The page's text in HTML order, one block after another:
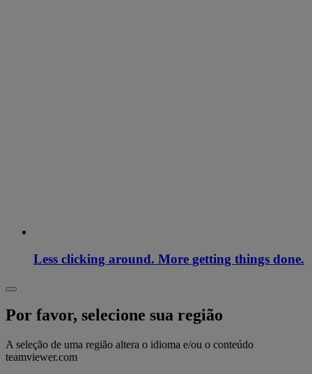
Less clicking around. More getting things done.
Por favor, selecione sua região
A seleção de uma região altera o idioma e/ou o conteúdo
teamviewer.com